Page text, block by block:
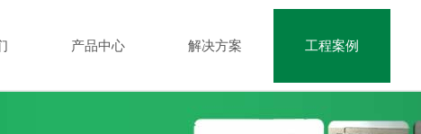
产品中心 解决方案 工程案例